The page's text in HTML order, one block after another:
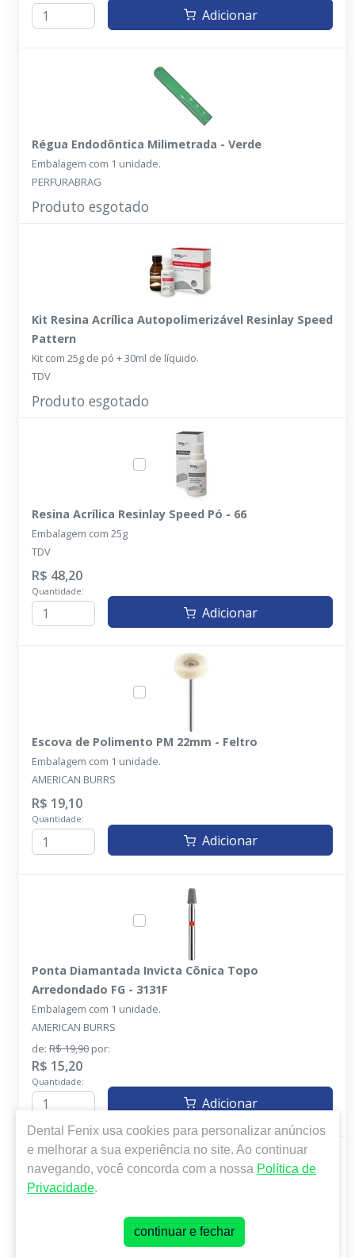
Adicionar
Régua Endodôntica Milimetrada - Verde
Embalagem com 1 unidade.
PERFURABRAG
Produto esgotado
Kit Resina Acrílica Autopolimerizável Resinlay Speed
Pattern
Kit com 25g de pó + 30ml de líquido.
TDV
Produto esgotado
Resina Acrílica Resinlay Speed Pó - 66
Embalagem com 25g
TDV
R$ 48,20
Quantidade:
Adicionar
Escova de Polimento PM 22mm - Feltro
Embalagem com 1 unidade.
AMERICAN BURRS
R$ 19,10
Quantidade:
Adicionar
Ponta Diamantada Invicta Cônica Topo
Arredondado FG - 3131F
Embalagem com 1 unidade.
AMERICAN BURRS
de: R$ 19,90 por:
R$ 15,20
Quantidade:
Adicionar
Ponta Diamantada Invicta Cônica Topo
Arredondado FG - 3131
Dental Fenix usa cookies para personalizar anúncios
e melhorar a sua experiência no site. Ao continuar
navegando, você concorda com a nossa Política de
Privacidade.
continuar e fechar